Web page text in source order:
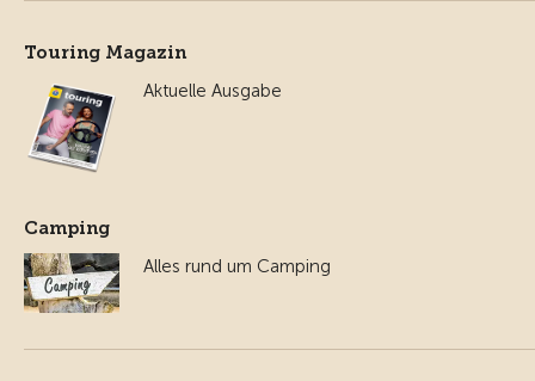
Touring Magazin
Aktuelle Ausgabe
Camping
Alles rund um Camping